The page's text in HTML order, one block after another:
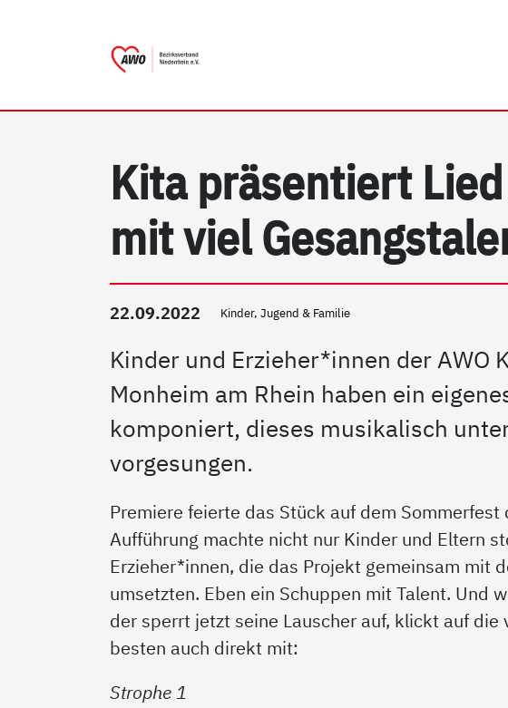
Kita präsentiert
mit viel
22.09.2022 Kinder, Jugend & Familie
Kinder und Erzieher*innen der AWO
Monheim am Rhein haben ein
komponiert, dieses musikalisch
vorgesungen.
Premiere feierte das Stück auf dem Sommerfest
Aufführung machte nicht nur Kinder und Eltern
Erzieher*innen, die das Projekt gemeinsam mit
umsetzten. Eben ein Schuppen mit Talent. Und
der sperrt jetzt seine Lauscher auf, klickt auf die
besten auch direkt mit:
Strophe 1